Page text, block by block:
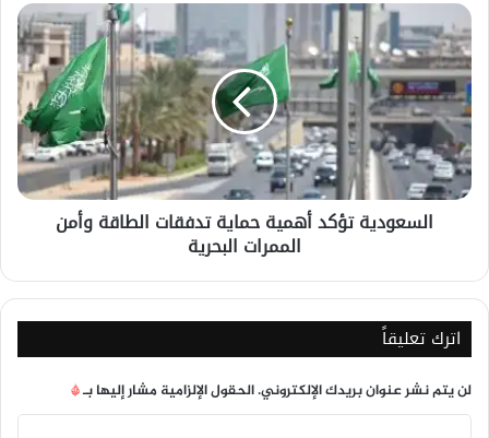
السعودية
تؤكد
أهمية
حماية
تدفقات
الطاقة
وأمن
الممرات
البحرية
السعودية تؤكد أهمية حماية تدفقات الطاقة وأمن
الممرات البحرية
اترك تعليقاً
لن يتم نشر عنوان بريدك الإلكتروني.الحقول الإلزامية مشار إليها بـ*